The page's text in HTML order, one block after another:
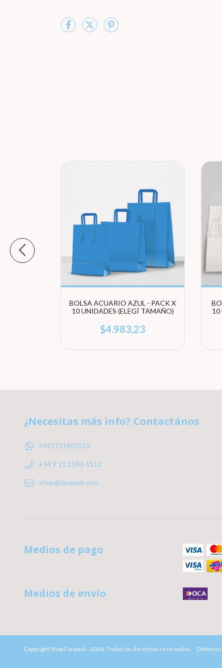
BOLSA ACUARIO AZUL - PACK X
10 UNIDADES (ELEGÍ TAMAÑO)
$4.983,23
10
¿Necesitas más info? Contactános
5491131801513
+54 9 11 3180-1513
shop@fanpack.com
Medios de pago
Medios de envío
Copyright Shop Fanpack - 2026. Todos los derechos reservados. Defensa